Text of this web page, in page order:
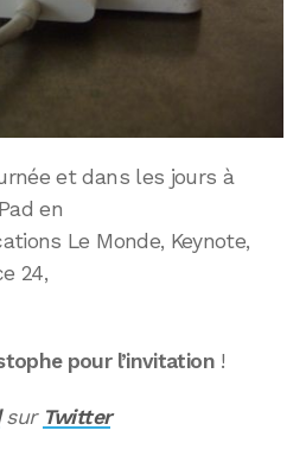
et dans les jours à
en
Le Monde, Keynote,
24,
pour l’invitation!
sur Twitter